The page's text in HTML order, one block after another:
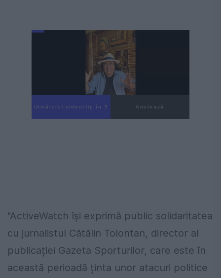
Următorul videoclip în 4 Anulează
"ActiveWatch își exprimă public solidaritatea
cu jurnalistul Cătălin Tolontan, director al
publicației Gazeta Sporturilor, care este în
această perioadă ținta unor atacuri politice